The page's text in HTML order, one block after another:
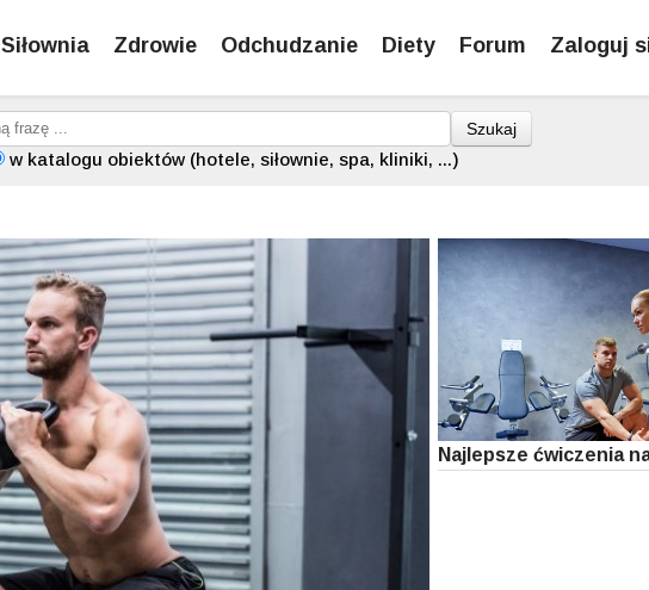
Siłownia Zdrowie Odchudzanie Diety Forum Zaloguj
Szukaj
w katalogu obiektów (hotele, siłownie, spa, kliniki, ...)
Najlepsze ćwiczenia